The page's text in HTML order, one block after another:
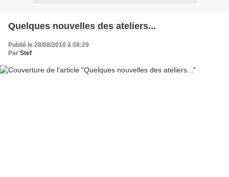
Quelques nouvelles des ateliers...
Publié le 28/08/2010 à 08:29
Par Stef